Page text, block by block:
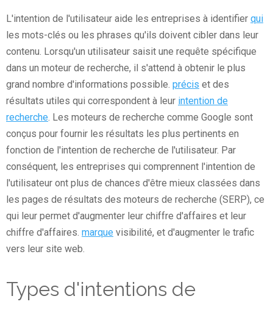
L'intention de l'utilisateur aide les entreprises à identifier qui
les mots-clés ou les phrases qu'ils doivent cibler dans leur
contenu. Lorsqu'un utilisateur saisit une requête spécifique
dans un moteur de recherche, il s'attend à obtenir le plus
grand nombre d'informations possible. précis et des
résultats utiles qui correspondent à leur intention de
recherche. Les moteurs de recherche comme Google sont
conçus pour fournir les résultats les plus pertinents en
fonction de l'intention de recherche de l'utilisateur. Par
conséquent, les entreprises qui comprennent l'intention de
l'utilisateur ont plus de chances d'être mieux classées dans
les pages de résultats des moteurs de recherche (SERP), ce
qui leur permet d'augmenter leur chiffre d'affaires et leur
chiffre d'affaires. marque visibilité, et d'augmenter le trafic
vers leur site web.
Types d'intentions de